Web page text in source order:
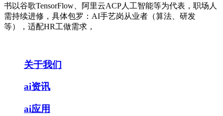
书以谷歌TensorFlow、阿里云ACP人工智能等为代表，职场人
需持续进修，具体包罗：AI手艺岗从业者（算法、研发
等），适配HR工做需求，
关于我们
ai资讯
ai应用